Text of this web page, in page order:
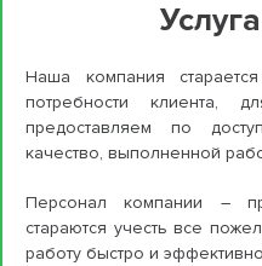
Наша компания
потребности клиента,
предоставляем по
качество, выполненной
Персонал компании –
стараются учесть все
работу быстро и